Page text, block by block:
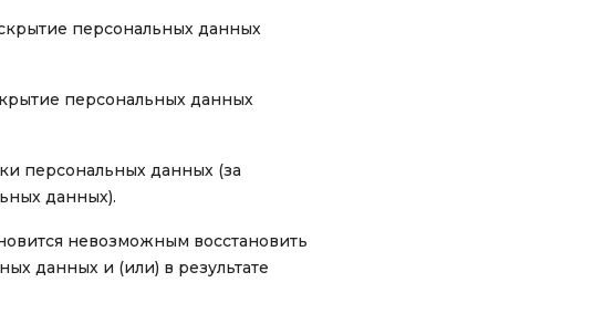
персональных данных
персональных данных
персональных данных (за
данных).
невозможным восстановить
данных и (или) в результате